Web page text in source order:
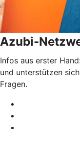
Azubi-
Infos aus erster
und unterstützen
Fragen.